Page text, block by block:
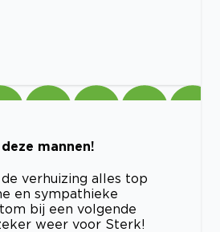
mannen!
verhuizing alles top
en sympathieke
bij een volgende
weer voor Sterk!